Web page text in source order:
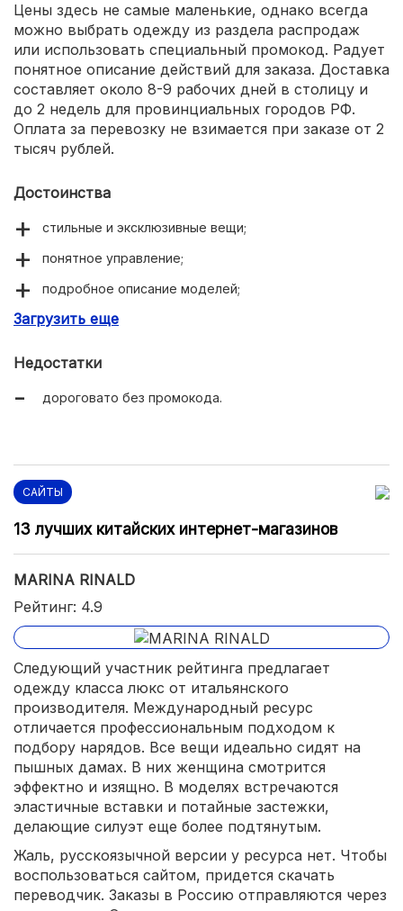
Цены здесь не самые маленькие, однако всегда
можно выбрать одежду из раздела распродаж
или использовать специальный промокод. Радует
понятное описание действий для заказа. Доставка
составляет около 8-9 рабочих дней в столицу и
до 2 недель для провинциальных городов РФ.
Оплата за перевозку не взимается при заказе от 2
тысяч рублей.
Достоинства
стильные и эксклюзивные вещи;
понятное управление;
подробное описание моделей;
много нужной информации.
Загрузить еще
Недостатки
дороговато без промокода.
САЙТЫ
13 лучших китайских интернет-магазинов
MARINA RINALD
Рейтинг: 4.9
Следующий участник рейтинга предлагает
одежду класса люкс от итальянского
производителя. Международный ресурс
отличается профессиональным подходом к
подбору нарядов. Все вещи идеально сидят на
пышных дамах. В них женщина смотрится
эффектно и изящно. В моделях встречаются
эластичные вставки и потайные застежки,
делающие силуэт еще более подтянутым.
Жаль, русскоязычной версии у ресурса нет. Чтобы
воспользоваться сайтом, придется скачать
переводчик. Заказы в Россию отправляются через